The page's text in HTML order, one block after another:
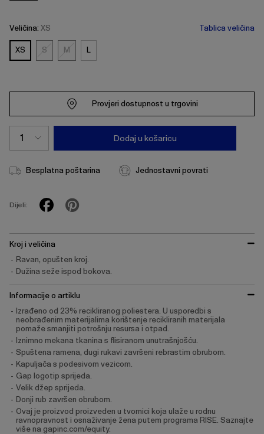
Veličina: XS Tablica veličina
XS SS MM L
Provjeri dostupnost u trgovini
Dodaj u košaricu
Besplatna poštarina Jednostavni povrati
Dijeli:
Kroj i veličina
Ravan, opušten kroj.
Dužina seže ispod bokova.
Informacije o artiklu
Izrađeno od 23% recikliranog poliestera. U usporedbi s
neobrađenim materijalima korištenje recikliranih materijala
pomaže smanjiti potrošnju resursa i otpad.
Iznimno mekana tkanina s flisiranom unutrašnjošću.
Spuštena ramena, dugi rukavi završeni rebrastim obrubom.
Kapuljača s podesivom vezicom.
Gap logotip sprijeda.
Velik džep sprijeda.
Donji rub završen obrubom.
Ovaj je proizvod proizveden u tvornici koja ulaže u rodnu
ravnopravnost i osnaživanje žena putem programa RISE. Saznajte
više na gapinc.com/equity.